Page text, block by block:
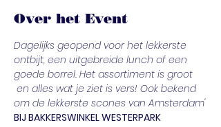
Over het Event
Dagelijks geopend voor het lekkerste
ontbijt, een uitgebreide lunch of een
goede borrel. Het assortiment is groot
en alles wat je ziet is vers! Ook bekend
om de lekkerste scones van Amsterdam'
BIJ BAKKERSWINKEL WESTERPARK